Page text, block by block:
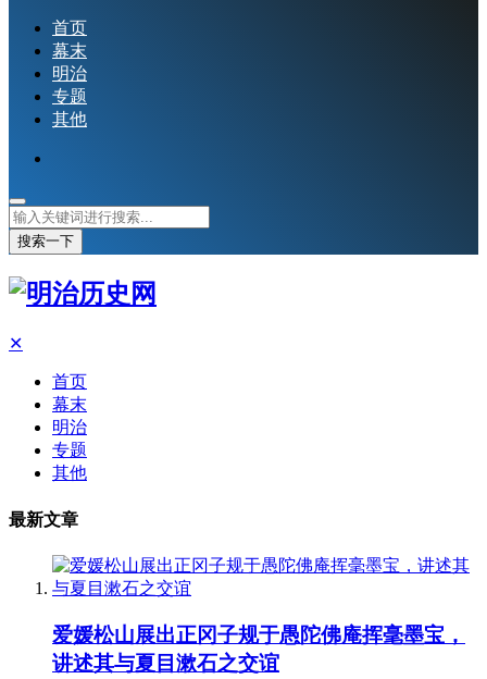
首页
幕末
明治
专题
其他
搜索一下
✕
首页
幕末
明治
专题
其他
最新文章
爱媛松山展出正冈子规于愚陀佛庵挥毫墨宝，
讲述其与夏目漱石之交谊